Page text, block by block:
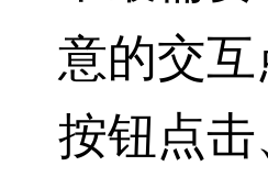
意的交
按钮点